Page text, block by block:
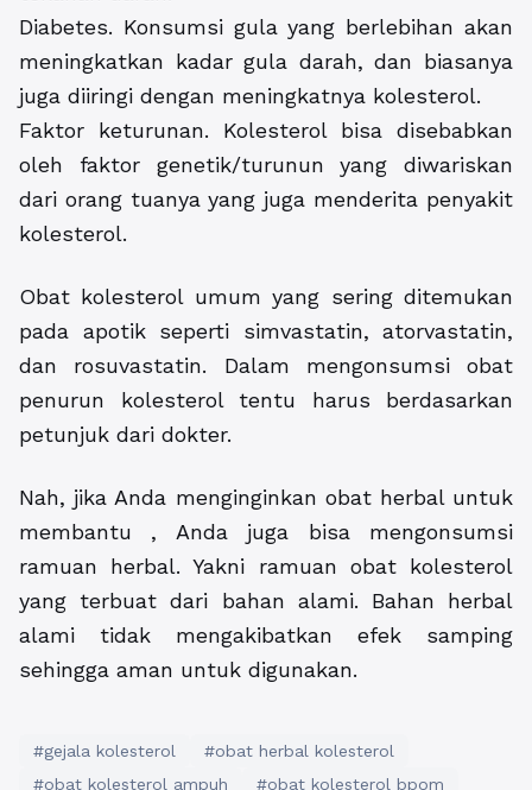
Diabetes. Konsumsi gula yang berlebihan akan
meningkatkan kadar gula darah, dan biasanya
juga diiringi dengan meningkatnya kolesterol.
Faktor keturunan. Kolesterol bisa disebabkan
oleh faktor genetik/turunun yang diwariskan
dari orang tuanya yang juga menderita penyakit
kolesterol.
Obat kolesterol umum yang sering ditemukan
pada apotik seperti simvastatin, atorvastatin,
dan rosuvastatin. Dalam mengonsumsi obat
penurun kolesterol tentu harus berdasarkan
petunjuk dari dokter.
Nah, jika Anda menginginkan obat herbal untuk
membantu , Anda juga bisa mengonsumsi
ramuan herbal. Yakni ramuan obat kolesterol
yang terbuat dari bahan alami. Bahan herbal
alami tidak mengakibatkan efek samping
sehingga aman untuk digunakan.
#gejala kolesterol
#obat herbal kolesterol
#obat kolesterol ampuh
#obat kolesterol bpom